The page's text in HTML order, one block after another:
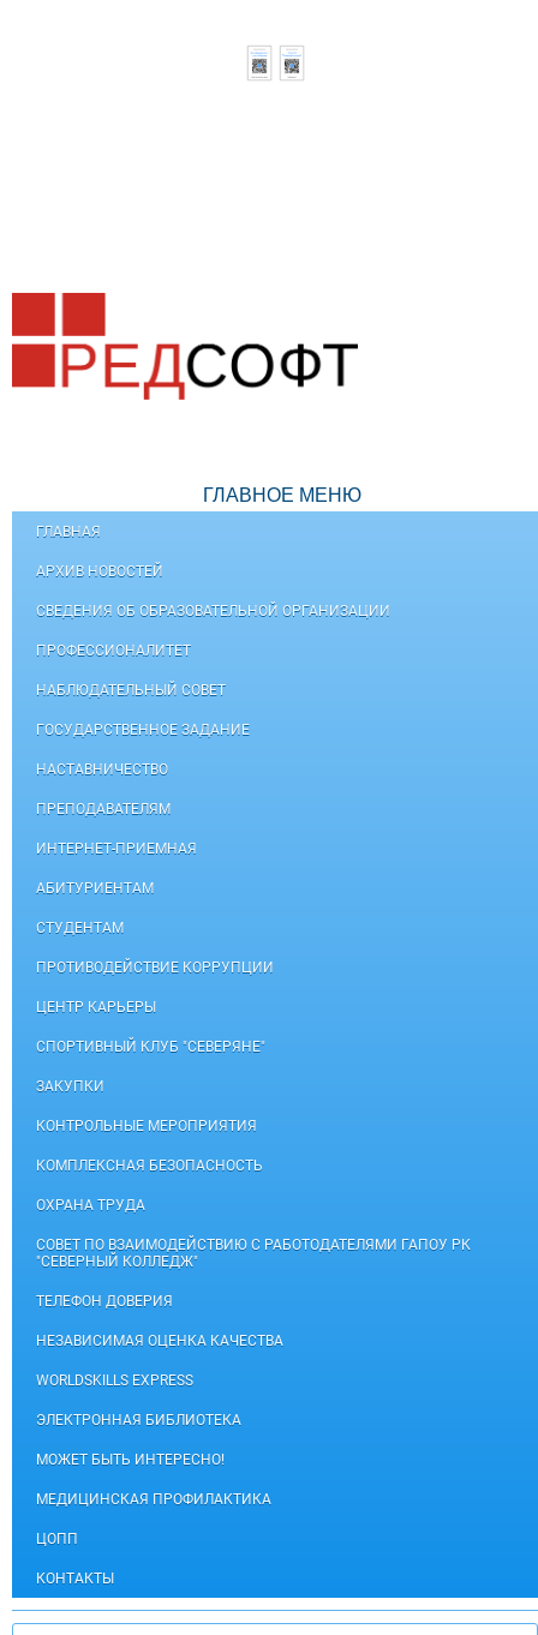
ГЛАВНОЕ МЕНЮ
ГЛАВНАЯ
АРХИВ НОВОСТЕЙ
СВЕДЕНИЯ ОБ ОБРАЗОВАТЕЛЬНОЙ ОРГАНИЗАЦИИ
ПРОФЕССИОНАЛИТЕТ
НАБЛЮДАТЕЛЬНЫЙ СОВЕТ
ГОСУДАРСТВЕННОЕ ЗАДАНИЕ
НАСТАВНИЧЕСТВО
ПРЕПОДАВАТЕЛЯМ
ИНТЕРНЕТ-ПРИЕМНАЯ
АБИТУРИЕНТАМ
СТУДЕНТАМ
ПРОТИВОДЕЙСТВИЕ КОРРУПЦИИ
ЦЕНТР КАРЬЕРЫ
СПОРТИВНЫЙ КЛУБ "СЕВЕРЯНЕ"
ЗАКУПКИ
КОНТРОЛЬНЫЕ МЕРОПРИЯТИЯ
КОМПЛЕКСНАЯ БЕЗОПАСНОСТЬ
ОХРАНА ТРУДА
СОВЕТ ПО ВЗАИМОДЕЙСТВИЮ С РАБОТОДАТЕЛЯМИ ГАПОУ РК
"СЕВЕРНЫЙ КОЛЛЕДЖ"
ТЕЛЕФОН ДОВЕРИЯ
НЕЗАВИСИМАЯ ОЦЕНКА КАЧЕСТВА
WORLDSKILLS EXPRESS
ЭЛЕКТРОННАЯ БИБЛИОТЕКА
МОЖЕТ БЫТЬ ИНТЕРЕСНО!
МЕДИЦИНСКАЯ ПРОФИЛАКТИКА
ЦОПП
КОНТАКТЫ